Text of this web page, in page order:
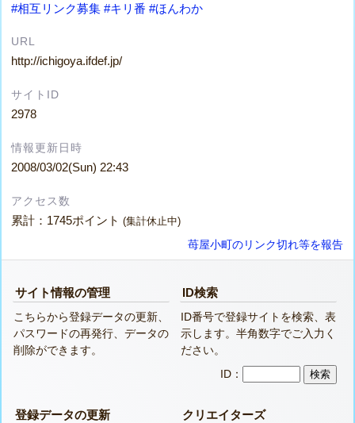
#相互リンク募集 #キリ番 #ほんわか
URL
http://ichigoya.ifdef.jp/
サイトID
2978
情報更新日時
2008/03/02(Sun) 22:43
アクセス数
累計：1745ポイント(集計休止中)
苺屋小町のリンク切れ等を報告
サイト情報の管理
こちらから登録データの更新、
パスワードの再発行、データの
削除ができます。
ID検索
ID番号で登録サイトを検索、表
示します。半角数字でご入力く
ださい。
ID：
登録データの更新 クリエイターズ